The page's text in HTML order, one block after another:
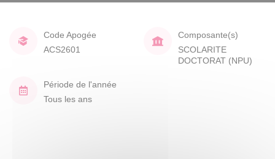
Code Apogée
ACS2601
Composante(s)
SCOLARITE
DOCTORAT (NPU)
Période de l'année
Tous les ans